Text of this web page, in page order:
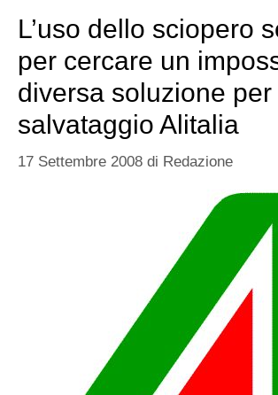
L’uso dello sciopero
per cercare un
diversa soluzione per
salvataggio Alitalia
17 Settembre 2008 di Redazione